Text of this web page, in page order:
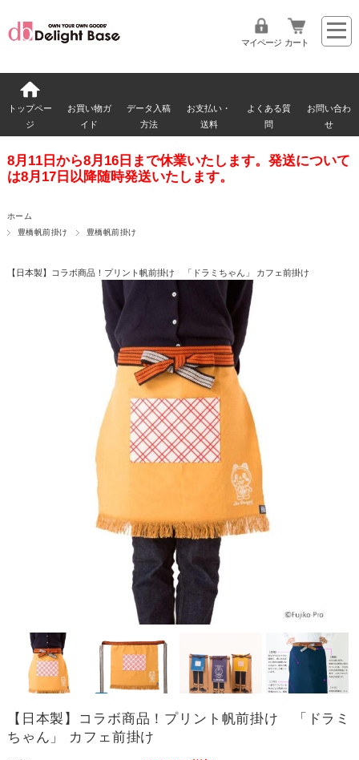
マイページ カート
トップペー
ジ
お買い物ガ
イド
データ入稿
方法
お支払い・
送料
よくある質
問
お問い合わ
せ
8月11日から8月16日まで休業いたします。発送について
は8月17日以降随時発送いたします。
ホーム
豊橋帆前掛け
豊橋帆前掛け
【日本製】コラボ商品！プリント帆前掛け 「ドラミちゃん」 カフェ前掛け
【日本製】コラボ商品！プリント帆前掛け 「ドラミ
ちゃん」 カフェ前掛け